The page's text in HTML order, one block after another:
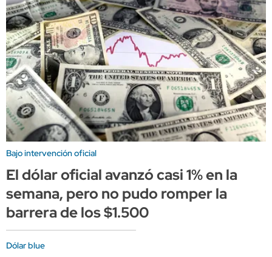
Bajo intervención oficial
El dólar oficial avanzó casi 1% en la
semana, pero no pudo romper la
barrera de los $1.500
Dólar blue